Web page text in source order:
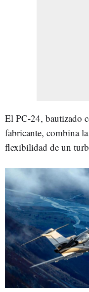
El PC-24, bautizado
fabricante, combina
flexibilidad de un